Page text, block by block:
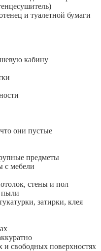
и туалетной бумаги
кабину
они пустые
предметы
с мебели
стены и пол
пыли
затирки, клея
свободных поверхностях